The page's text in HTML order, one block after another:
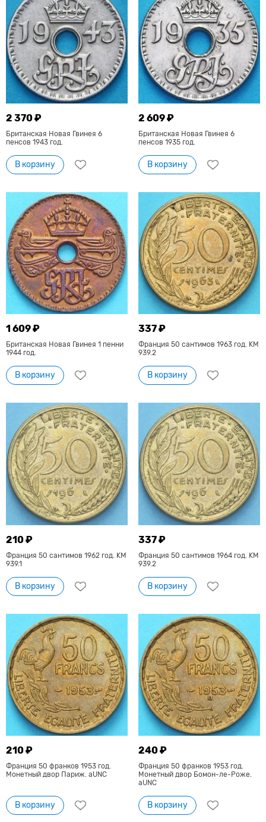
2 370 ₽
Британская Новая Гвинея 6
пенсов 1943 год.
В корзину
2 609 ₽
Британская Новая Гвинея 6
пенсов 1935 год.
В корзину
1 609 ₽
Британская Новая Гвинея 1 пенни
1944 год.
В корзину
337 ₽
Франция 50 сантимов 1963 год. KM
939.2
В корзину
210 ₽
Франция 50 сантимов 1962 год. KM
939.1
В корзину
337 ₽
Франция 50 сантимов 1964 год. KM
939.2
В корзину
210 ₽
Франция 50 франков 1953 год.
Монетный двор Париж. aUNC
В корзину
240 ₽
Франция 50 франков 1953 год.
Монетный двор Бомон-ле-Роже.
aUNC
В корзину